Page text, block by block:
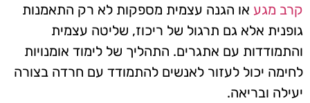
קרב מגע או הגנה עצמית מספקות לא רק התאמנות
גופנית אלא גם תרגול של ריכוז, שליטה עצמית
והתמודדות עם אתגרים. התהליך של לימוד אומנויות
לחימה יכול לעזור לאנשים להתמודד עם חרדה בצורה
יעילה ובריאה.